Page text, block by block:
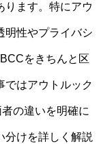
ります。特にアウ
明性やプライバシ
をきちんと区
ではアウトルック
の違いを明確に
分けを詳しく解説